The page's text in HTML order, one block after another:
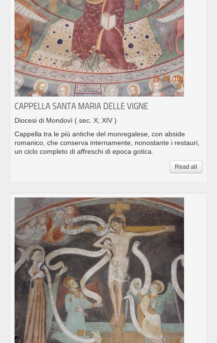
CAPPELLA SANTA MARIA DELLE VIGNE
Diocesi di Mondovì ( sec. X; XIV )
Cappella tra le più antiche del monregalese, con abside
romanico, che conserva internamente, nonostante i restauri,
un ciclo completo di affreschi di epoca gotica.
Read all